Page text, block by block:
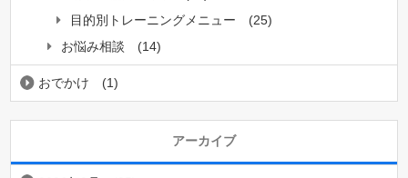
目的別トレーニングメニュー
(25)
お悩み相談
(14)
おでかけ (1)
アーカイブ